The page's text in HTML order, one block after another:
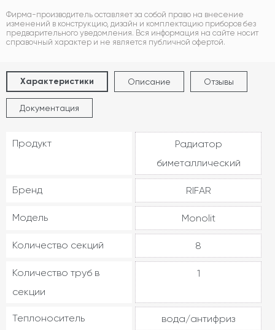
Фирма-производитель оставляет за собой право на внесение
изменений в конструкцию, дизайн и комплектацию приборов без
предварительного уведомления. Вся информация на сайте носит
справочный характер и не является публичной офертой.
Характеристики Описание Отзывы
Документация
Продукт
Радиатор
биметаллический
Бренд RIFAR
Модель Monolit
Количество секций 8
Количество труб в
секции
1
Теплоноситель вода/антифриз